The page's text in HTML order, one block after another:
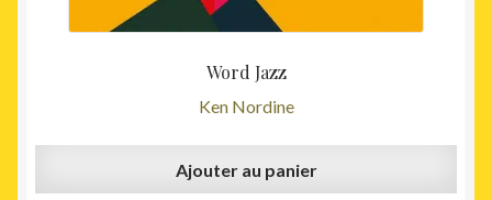
Word Jazz
Ken Nordine
Ajouter au panier